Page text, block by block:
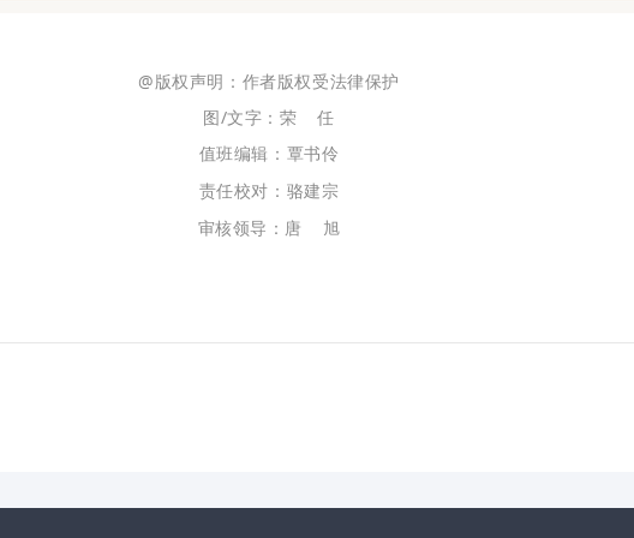
@版权声明：作者版权受法律保护
图/文字：荣 任
值班编辑：覃书伶
责任校对：骆建宗
审核领导：唐 旭